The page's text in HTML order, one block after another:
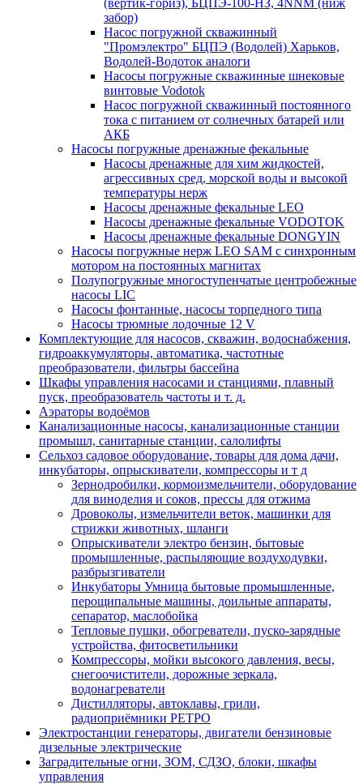
(вертик-гориз), БЦПЭ-100-НЗ, 4NNM (ниж
забор)
Насос погружной скважинный
"Промэлектро" БЦПЭ (Водолей) Харьков,
Водолей-Водоток аналоги
Насосы погружные скважинные шнековые
винтовые Vodotok
Насос погружной скважинный постоянного
тока с питанием от солнечных батарей или
АКБ
Насосы погружные дренажные фекальные
Насосы дренажные для хим жидкостей,
агрессивных сред, морской воды и высокой
температуры нерж
Насосы дренажные фекальные LEO
Насосы дренажные фекальные VODOTOK
Насосы дренажные фекальные DONGYIN
Насосы погружные нерж LEO SAM с синхронным
мотором на постоянных магнитах
Полупогружные многоступенчатые центробежные
насосы LIC
Насосы фонтанные, насосы торпедного типа
Насосы трюмные лодочные 12 V
Комплектующие для насосов, скважин, водоснабжения,
гидроаккумуляторы, автоматика, частотные
преобразователи, фильтры бассейна
Шкафы управления насосами и станциями, плавный
пуск, преобразователь частоты и т. д.
Аэраторы водоёмов
Канализационные насосы, канализационные станции
промышл, санитарные станции, салолифты
Сельхоз садовое оборудование, товары для дома дачи,
инкубаторы, опрыскиватели, компрессоры и т д
Зернодробилки, кормоизмельчители, оборудование
для виноделия и соков, прессы для отжима
Дровоколы, измельчители веток, машинки для
стрижки животных, шланги
Опрыскиватели электро бензин, бытовые
промышленные, распыляющие воздуходувки,
разбрызгиватели
Инкубаторы Умница бытовые промышленные,
перощипальные машины, доильные аппараты,
сепаратор, маслобойка
Тепловые пушки, обогреватели, пуско-зарядные
устройства, фитосветильники
Компрессоры, мойки высокого давления, весы,
снегоочистители, дорожные зеркала,
водонагреватели
Дистилляторы, автоклавы, грили,
радиоприёмники РЕТРО
Электростанции генераторы, двигатели бензиновые
дизельные электрические
Заградительные огни, ЗОМ, СДЗО, блоки, шкафы
управления